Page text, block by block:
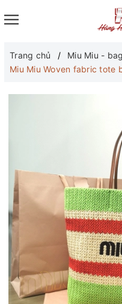
Trang chủ
Miu Miu -
Miu Miu Woven fabric tote